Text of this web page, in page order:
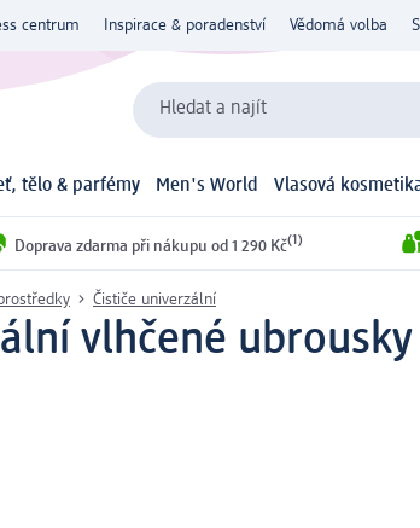
centrum Inspirace & poradenství Vědomá volba
Hledat a najít
tělo & parfémy Men's World Vlasová
Doprava zdarma při nákupu od 1 290 Kč(1)
Čističe univerzální
vlhčené